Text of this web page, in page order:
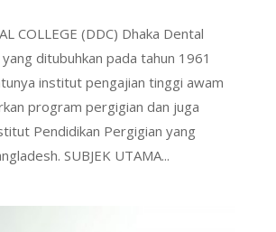
COLLEGE (DDC) Dhaka Dental
ditubuhkan pada tahun 1961
institut pengajian tinggi awam
program pergigian dan juga
Pendidikan Pergigian yang
SUBJEK UTAMA...